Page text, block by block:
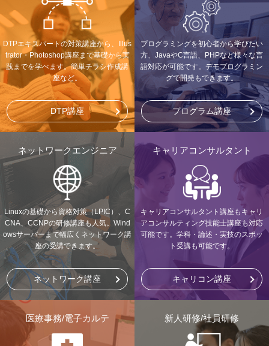
DTPエキスパートの対策講座から、Illus
trator・Photoshop講座まで基礎から実
践までを学べます。簡単チラシ作成講
座など。
DTP講座
プログラミングを初心者から学びたい
方、JavaやC言語、PHPなど様々な言
語対応が可能です。デモプログラミン
グで開発もできます。
プログラム講座
ネットワークエンジニア
Linuxの基礎から資格対策（LPIC）、C
CNA、CCNPの研修講座も人気。Wind
owsサーバーまで幅広くネットワーク講
座の受講できます。
ネットワーク講座
キャリアコンサルタント
キャリアコンサルタント講座もキャリ
アコンサルティング技能士講座も対応
可能です。学科・論述・実技のスポッ
ト受講も可能です。
キャリコン講座
医療事務/電子カルテ 新人研修/社員研修